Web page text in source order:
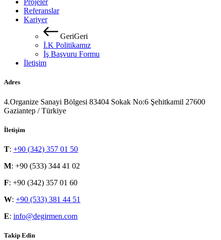
Projeler
Referanslar
Kariyer
GeriGeri
İ.K Politikamız
İş Başvuru Formu
İletişim
Adres
4.Organize Sanayi Bölgesi 83404 Sokak No:6 Şehitkamil 27600
Gaziantep / Türkiye
İletişim
T: +90 (342) 357 01 50
M: +90 (533) 344 41 02
F: +90 (342) 357 01 60
W: +90 (533) 381 44 51
E: info@degirmen.com
Takip Edin